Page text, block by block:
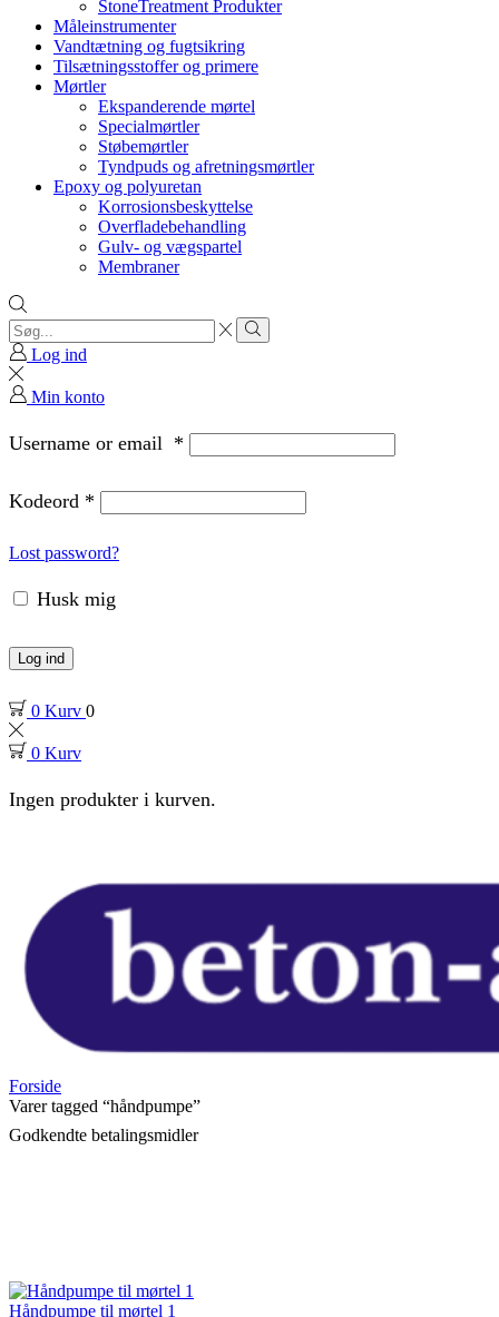
StoneTreatment Produkter
Måleinstrumenter
Vandtætning og fugtsikring
Tilsætningsstoffer og primere
Mørtler
Ekspanderende mørtel
Specialmørtler
Støbemørtler
Tyndpuds og afretningsmørtler
Epoxy og polyuretan
Korrosionsbeskyttelse
Overfladebehandling
Gulv- og vægspartel
Membraner
Search
input
Search
Log ind
Min konto
Username or email *
Kodeord *
Lost password?
Husk mig
Log ind
0 Kurv 0
0 Kurv
Ingen produkter i kurven.
Forside
Varer tagged “håndpumpe”
Godkendte betalingsmidler
Håndpumpe til mørtel 1